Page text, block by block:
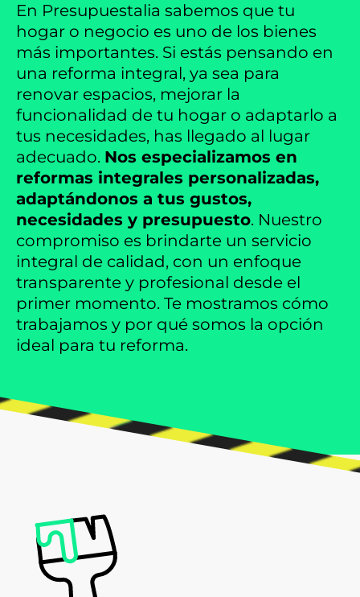
En Presupuestalia sabemos que tu
hogar o negocio es uno de los bienes
más importantes. Si estás pensando en
una reforma integral, ya sea para
renovar espacios, mejorar la
funcionalidad de tu hogar o adaptarlo a
tus necesidades, has llegado al lugar
adecuado. Nos especializamos en
reformas integrales personalizadas,
adaptándonos a tus gustos,
necesidades y presupuesto. Nuestro
compromiso es brindarte un servicio
integral de calidad, con un enfoque
transparente y profesional desde el
primer momento. Te mostramos cómo
trabajamos y por qué somos la opción
ideal para tu reforma.